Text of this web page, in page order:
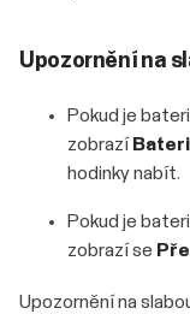
Upozornění na
Pokud je
zobrazí
hodinky nabít.
Pokud je
zobrazí se
Upozornění na